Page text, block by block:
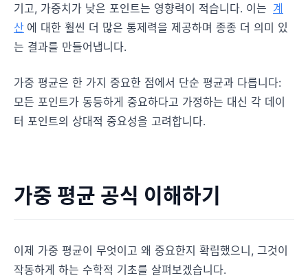
기고, 가중치가 낮은 포인트는 영향력이 적습니다. 이는 계
산 에 대한 훨씬 더 많은 통제력을 제공하며 종종 더 의미 있
는 결과를 만들어냅니다.
가중 평균은 한 가지 중요한 점에서 단순 평균과 다릅니다:
모든 포인트가 동등하게 중요하다고 가정하는 대신 각 데이
터 포인트의 상대적 중요성을 고려합니다.
가중 평균 공식 이해하기
이제 가중 평균이 무엇이고 왜 중요한지 확립했으니, 그것이
작동하게 하는 수학적 기초를 살펴보겠습니다.